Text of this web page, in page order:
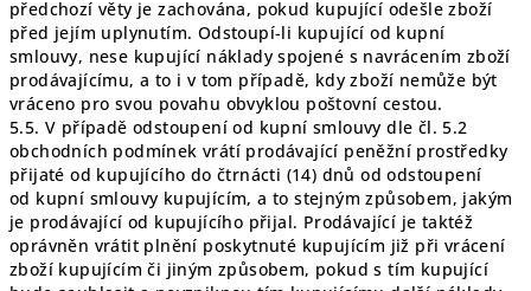
předchozí věty je zachována, pokud kupující odešle zboží
před jejím uplynutím. Odstoupí-li kupující od kupní
smlouvy, nese kupující náklady spojené s navrácením zboží
prodávajícímu, a to i v tom případě, kdy zboží nemůže být
vráceno pro svou povahu obvyklou poštovní cestou.
5.5. V případě odstoupení od kupní smlouvy dle čl. 5.2
obchodních podmínek vrátí prodávající peněžní prostředky
přijaté od kupujícího do čtrnácti (14) dnů od odstoupení
od kupní smlouvy kupujícím, a to stejným způsobem, jakým
je prodávající od kupujícího přijal. Prodávající je taktéž
oprávněn vrátit plnění poskytnuté kupujícím již při vrácení
zboží kupujícím či jiným způsobem, pokud s tím kupující